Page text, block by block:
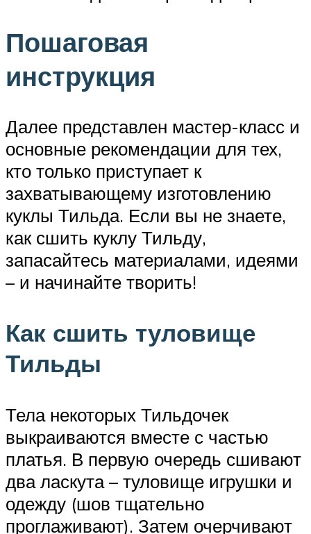
Пошаговая
инструкция
Далее представлен мастер-класс и
основные рекомендации для тех,
кто только приступает к
захватывающему изготовлению
куклы Тильда. Если вы не знаете,
как сшить куклу Тильду,
запасайтесь материалами, идеями
– и начинайте творить!
Как сшить туловище
Тильды
Тела некоторых Тильдочек
выкраиваются вместе с частью
платья. В первую очередь сшивают
два ласкута – туловище игрушки и
одежду (шов тщательно
проглаживают). Затем очерчивают